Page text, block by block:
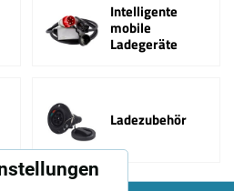
Intelligente
mobile
Ladegeräte
Ladezubehör